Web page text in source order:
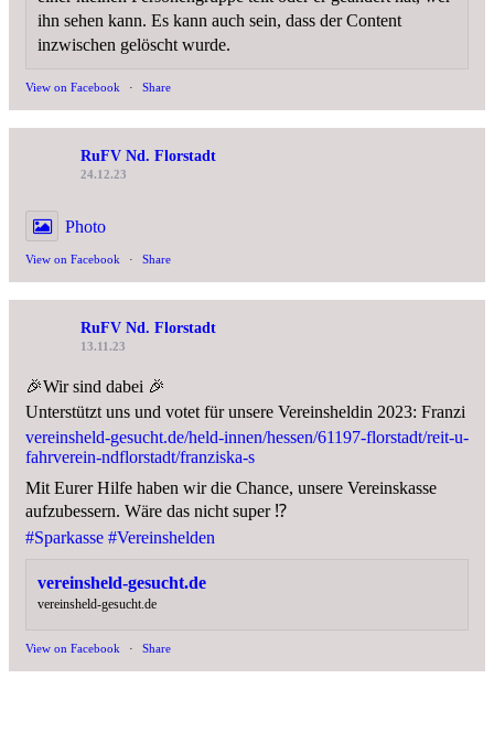
ihn sehen kann. Es kann auch sein, dass der Content
inzwischen gelöscht wurde.
View on Facebook · Share
RuFV Nd. Florstadt
24.12.23
Photo
View on Facebook · Share
RuFV Nd. Florstadt
13.11.23
🎉Wir sind dabei 🎉
Unterstützt uns und votet für unsere Vereinsheldin 2023: Franzi
vereinsheld-gesucht.de/held-innen/hessen/61197-florstadt/reit-u-
fahrverein-ndflorstadt/franziska-s
Mit Eurer Hilfe haben wir die Chance, unsere Vereinskasse
aufzubessern. Wäre das nicht super ⁉️
#Sparkasse #Vereinshelden
vereinsheld-gesucht.de
vereinsheld-gesucht.de
View on Facebook · Share